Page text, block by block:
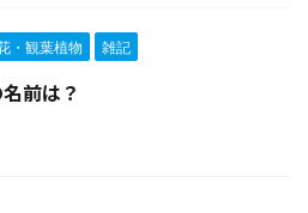
・観葉植物 雑記
前は？